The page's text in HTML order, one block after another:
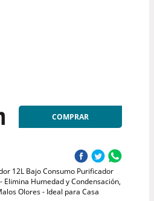
COMPRAR
12L Bajo Consumo Purificador
Elimina Humedad y Condensación,
Olores - Ideal para Casa